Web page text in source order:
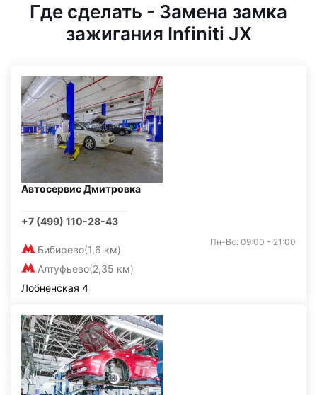
Где сделать - Замена замка
зажигания Infiniti JX
Автосервис Дмитровка
+7 (499) 110-28-43
Бибирево(1,6 км)
Алтуфьево(2,35 км)
Пн-Вс: 09:00 - 21:00
Лобненская 4